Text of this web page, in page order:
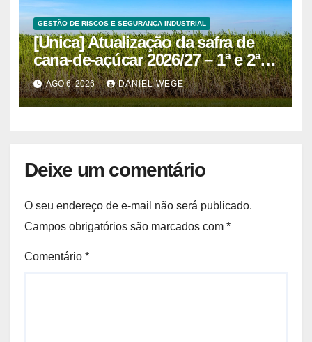
GESTÃO DE RISCOS E SEGURANÇA INDUSTRIAL
[Unica] Atualização da safra de
cana-de-açúcar 2026/27 – 1ª e 2ª
quinzenas de junho
AGO 6, 2026 DANIEL WEGE
Deixe um comentário
O seu endereço de e-mail não será publicado.
Campos obrigatórios são marcados com *
Comentário *